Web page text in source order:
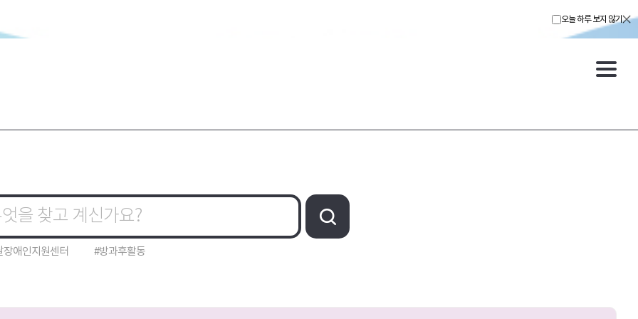
오늘 하루 보지 않기
장애인지원센터 #방과후활동